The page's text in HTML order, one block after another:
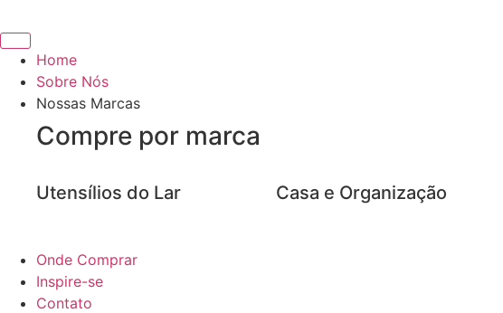
Home
Sobre Nós
Nossas Marcas
Compre por marca
Utensílios do Lar Casa e Organização
Onde Comprar
Inspire-se
Contato